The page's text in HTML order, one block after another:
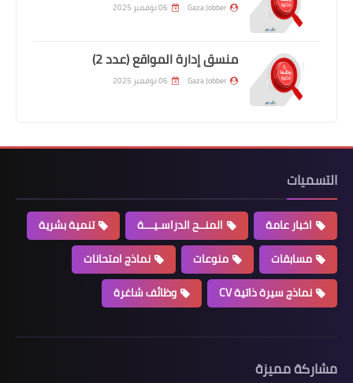
Gaza Jobber 06 نوفمبر 2025
منسق إدارة المواقع (عدد 2)
Gaza Jobber 06 نوفمبر 2025
التسميات
اخبار عامة المنــح الدراسـيـــة
تنمية بشرية
مسابقات
منوعات
نماذج امتحانات
نماذج سيرة ذاتية CV
وظائف شاغرة
مشاركة مميزة